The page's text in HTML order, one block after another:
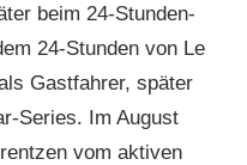
beim 24-Stunden-
24-Stunden von Le
Gastfahrer, später
Series. Im August
vom aktiven